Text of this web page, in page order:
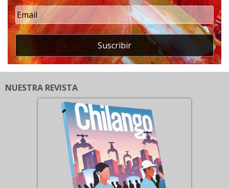
Suscribir
NUESTRA REVISTA